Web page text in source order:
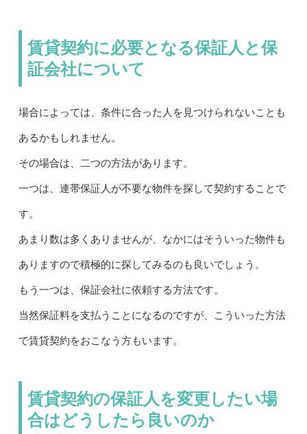
賃貸契約に必要となる保証人と保
証会社について
場合によっては、条件に合った人を見つけられないことも
あるかもしれません。
その場合は、二つの方法があります。
一つは、連帯保証人が不要な物件を探して契約することで
す。
あまり数は多くありませんが、なかにはそういった物件も
ありますので積極的に探してみるのも良いでしょう。
もう一つは、保証会社に依頼する方法です。
当然保証料を支払うことになるのですが、こういった方法
で賃貸契約をおこなう方もいます。
賃貸契約の保証人を変更したい場
合はどうしたら良いのか